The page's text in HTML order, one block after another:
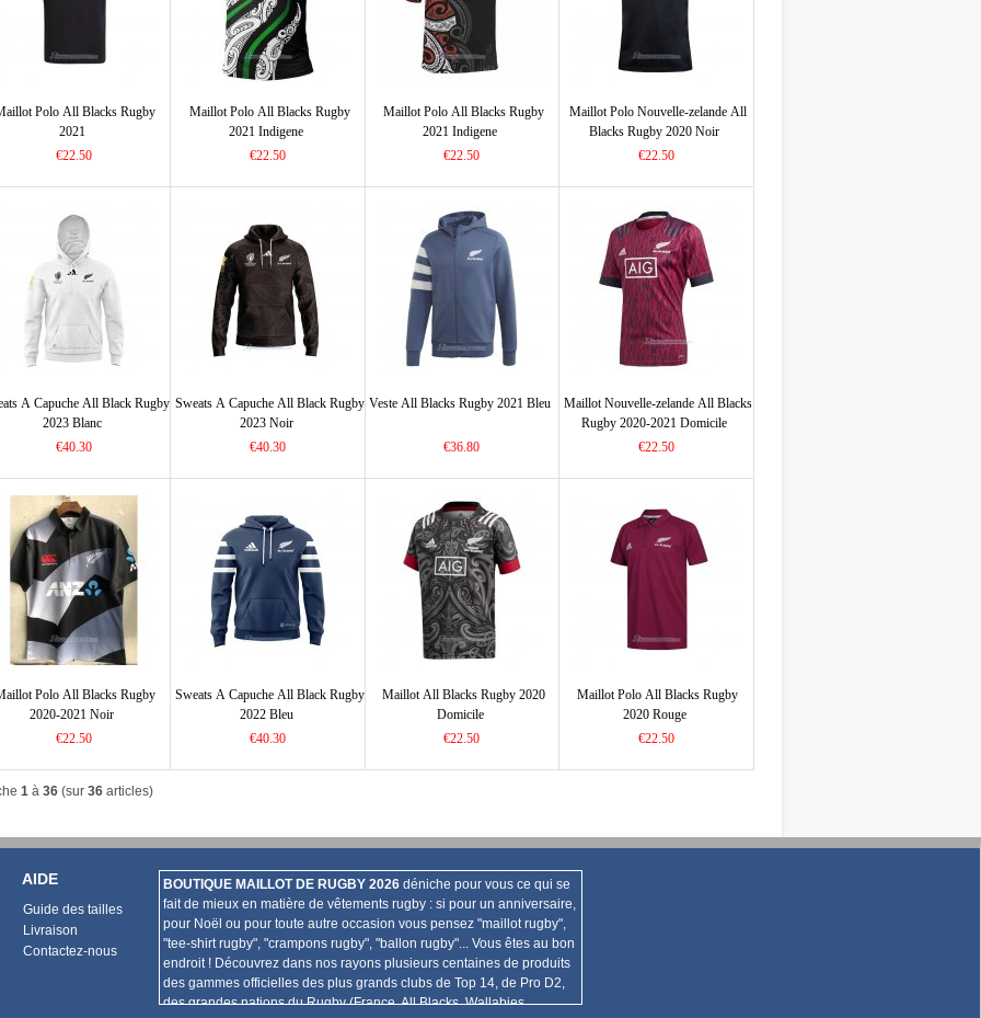
Polo All Blacks Rugby
2021
€22.50
Maillot Polo All Blacks Rugby
2021 Indigene
€22.50
Maillot Polo All Blacks Rugby
2021 Indigene
€22.50
Maillot Polo Nouvelle-zelande All
Blacks Rugby 2020 Noir
€22.50
A Capuche All Black Rugby
2023 Blanc
€40.30
Sweats A Capuche All Black Rugby
2023 Noir
€40.30
Veste All Blacks Rugby 2021 Bleu
€36.80
Maillot Nouvelle-zelande All Blacks
Rugby 2020-2021 Domicile
€22.50
Polo All Blacks Rugby
2020-2021 Noir
€22.50
Sweats A Capuche All Black Rugby
2022 Bleu
€40.30
Maillot All Blacks Rugby 2020
Domicile
€22.50
Maillot Polo All Blacks Rugby
2020 Rouge
€22.50
1 à 36 (sur 36 articles)
AIDE
Guide des tailles
Livraison
Contactez-nous
BOUTIQUE MAILLOT DE RUGBY 2026 déniche pour vous ce qui se
fait de mieux en matière de vêtements rugby : si pour un anniversaire,
pour Noël ou pour toute autre occasion vous pensez "maillot rugby",
"tee-shirt rugby", "crampons rugby", "ballon rugby"... Vous êtes au bon
endroit ! Découvrez dans nos rayons plusieurs centaines de produits
des gammes officielles des plus grands clubs de Top 14, de Pro D2,
des grandes nations du Rugby (France, All Blacks, Wallabies,